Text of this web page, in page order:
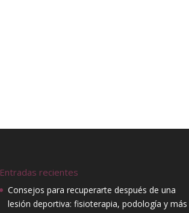
Entradas recientes
Consejos para recuperarte después de una
lesión deportiva: fisioterapia, podología y más